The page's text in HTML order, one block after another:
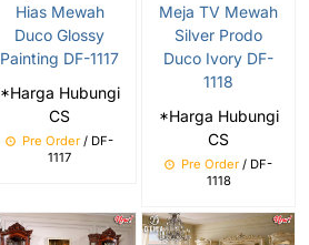
Hias Mewah
Duco Glossy
Painting DF-1117
*Harga Hubungi
CS
Pre Order / DF-
1117
Meja TV Mewah
Silver Prodo
Duco Ivory DF-
1118
*Harga Hubungi
CS
Pre Order / DF-
1118